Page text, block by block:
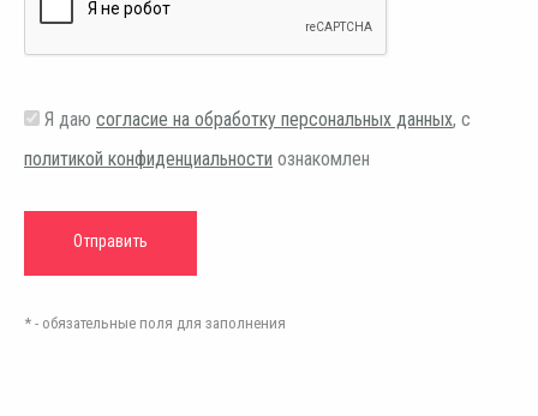
Я даю согласие на обработку персональных данных, с
политикой конфиденциальности ознакомлен
* - обязательные поля для заполнения